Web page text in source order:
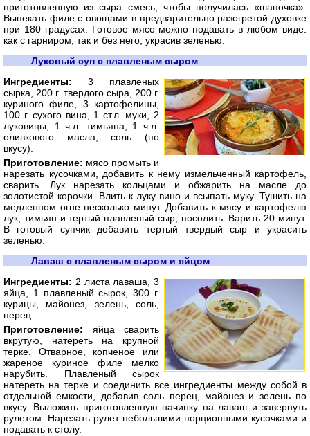
приготовленную из сыра смесь, чтобы получилась «шапочка».
Выпекать филе с овощами в предварительно разогретой духовке
при 180 градусах. Готовое мясо можно подавать в любом виде:
как с гарниром, так и без него, украсив зеленью.
Луковый суп с плавленым сыром
Ингредиенты: 3 плавленых
сырка, 200 г. твердого сыра, 200 г.
куриного филе, 3 картофелины,
100 г. сухого вина, 1 ст.л. муки, 2
луковицы, 1 ч.л. тимьяна, 1 ч.л.
оливкового масла, соль (по
вкусу).
Приготовление: мясо промыть и
нарезать кусочками, добавить к нему измельченный картофель,
сварить. Лук нарезать кольцами и обжарить на масле до
золотистой корочки. Влить к луку вино и всыпать муку. Тушить на
медленном огне несколько минут. Добавить к мясу и картофелю
лук, тимьян и тертый плавленый сыр, посолить. Варить 20 минут.
В готовый супчик добавить тертый твердый сыр и украсить
зеленью.
Лаваш с плавленым сыром и яйцом
Ингредиенты: 2 листа лаваша, 3
яйца, 1 плавленый сырок, 300 г.
курицы, майонез, зелень, соль,
перец.
Приготовление: яйца сварить
вкрутую, натереть на крупной
терке. Отварное, копченое или
жареное куриное филе мелко
нарубить. Плавленый сырок
натереть на терке и соединить все ингредиенты между собой в
отдельной емкости, добавив соль перец, майонез и зелень по
вкусу. Выложить приготовленную начинку на лаваш и завернуть
рулетом. Нарезать рулет небольшими порционными кусочками и
подавать к столу.